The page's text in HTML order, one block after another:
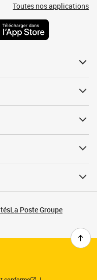
Toutes nos applications
La Poste Groupe